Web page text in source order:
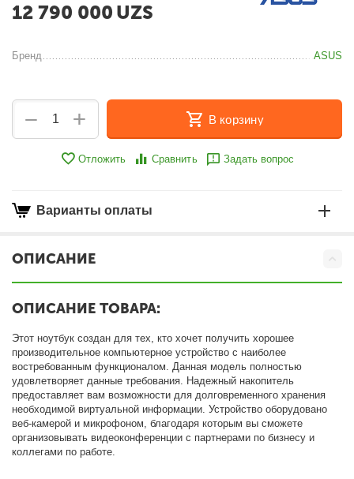
12 790 000 UZS
Бренд ASUS
+
− В корзину
Отложить Сравнить Задать вопрос
Варианты оплаты
ОПИСАНИЕ
ОПИСАНИЕ ТОВАРА:
Этот ноутбук создан для тех, кто хочет получить хорошее
производительное компьютерное устройство с наиболее
востребованным функционалом. Данная модель полностью
удовлетворяет данные требования. Надежный накопитель
предоставляет вам возможности для долговременного хранения
необходимой виртуальной информации. Устройство оборудовано
веб-камерой и микрофоном, благодаря которым вы сможете
организовывать видеоконференции с партнерами по бизнесу и
коллегами по работе.